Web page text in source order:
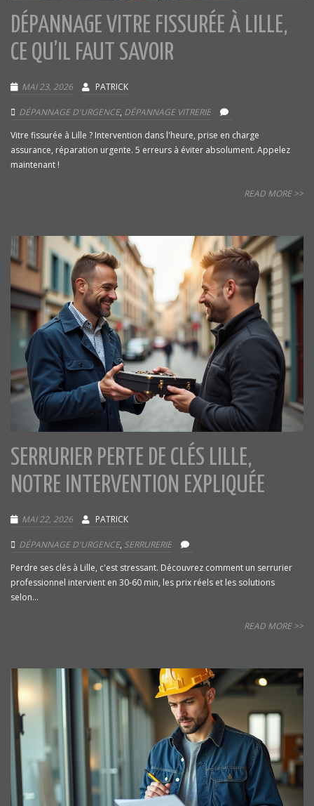
DÉPANNAGE VITRE FISSURÉE À LILLE,
CE QU’IL FAUT SAVOIR
MAI 23, 2026 PATRICK
DÉPANNAGE D'URGENCE, DÉPANNAGE VITRERIE
Vitre fissurée à Lille ? Intervention dans l'heure, prise en charge
assurance, réparation urgente. 5 erreurs à éviter absolument. Appelez
maintenant !
READ MORE >>
SERRURIER PERTE DE CLÉS LILLE,
NOTRE INTERVENTION EXPLIQUÉE
MAI 22, 2026 PATRICK
DÉPANNAGE D'URGENCE, SERRURERIE
Perdre ses clés à Lille, c'est stressant. Découvrez comment un serrurier
professionnel intervient en 30-60 min, les prix réels et les solutions
selon...
READ MORE >>